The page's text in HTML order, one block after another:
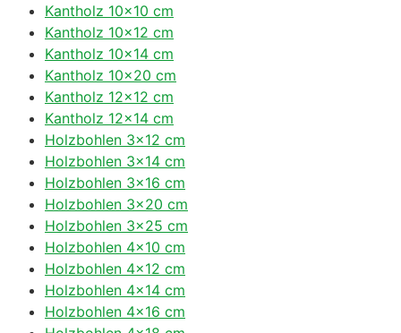
Kantholz 10×10 cm
Kantholz 10×12 cm
Kantholz 10×14 cm
Kantholz 10×20 cm
Kantholz 12×12 cm
Kantholz 12×14 cm
Holzbohlen 3×12 cm
Holzbohlen 3×14 cm
Holzbohlen 3×16 cm
Holzbohlen 3×20 cm
Holzbohlen 3×25 cm
Holzbohlen 4×10 cm
Holzbohlen 4×12 cm
Holzbohlen 4×14 cm
Holzbohlen 4×16 cm